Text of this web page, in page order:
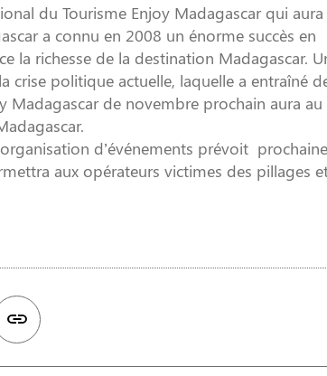
du Tourisme Enjoy Madagascar qui aura
a connu en 2008 un énorme succès en
la richesse de la destination Madagascar.
politique actuelle, laquelle a entraîné
Madagascar de novembre prochain aura
d’événements prévoit
aux opérateurs victimes des pillages